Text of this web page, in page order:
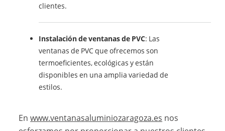
clientes.
Instalación de ventanas de PVC: Las
ventanas de PVC que ofrecemos son
termoeficientes, ecológicas y están
disponibles en una amplia variedad de
estilos.
Enwww.ventanasaluminiozaragoza.es nos